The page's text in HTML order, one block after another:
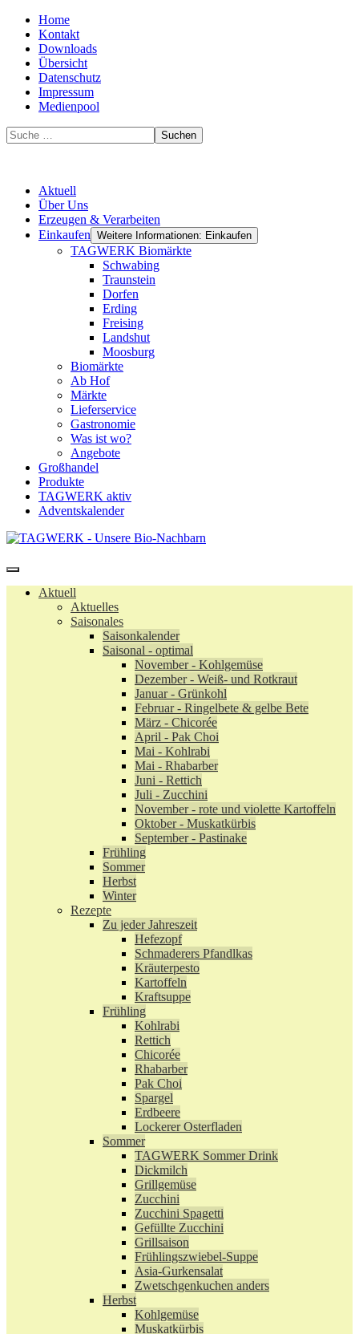
Home
Kontakt
Downloads
Übersicht
Datenschutz
Impressum
Medienpool
Suchen
Aktuell
Über Uns
Erzeugen & Verarbeiten
Einkaufen Weitere Informationen: Einkaufen
TAGWERK Biomärkte
Schwabing
Traunstein
Dorfen
Erding
Freising
Landshut
Moosburg
Biomärkte
Ab Hof
Märkte
Lieferservice
Gastronomie
Was ist wo?
Angebote
Großhandel
Produkte
TAGWERK aktiv
Adventskalender
Aktuell
Aktuelles
Saisonales
Saisonkalender
Saisonal - optimal
November - Kohlgemüse
Dezember - Weiß- und Rotkraut
Januar - Grünkohl
Februar - Ringelbete & gelbe Bete
März - Chicorée
April - Pak Choi
Mai - Kohlrabi
Mai - Rhabarber
Juni - Rettich
Juli - Zucchini
November - rote und violette Kartoffeln
Oktober - Muskatkürbis
September - Pastinake
Frühling
Sommer
Herbst
Winter
Rezepte
Zu jeder Jahreszeit
Hefezopf
Schmaderers Pfandlkas
Kräuterpesto
Kartoffeln
Kraftsuppe
Frühling
Kohlrabi
Rettich
Chicorée
Rhabarber
Pak Choi
Spargel
Erdbeere
Lockerer Osterfladen
Sommer
TAGWERK Sommer Drink
Dickmilch
Grillgemüse
Zucchini
Zucchini Spagetti
Gefüllte Zucchini
Grillsaison
Frühlingszwiebel-Suppe
Asia-Gurkensalat
Zwetschgenkuchen anders
Herbst
Kohlgemüse
Muskatkürbis